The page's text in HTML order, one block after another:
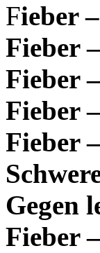
Fieber
Fieber
Fieber
Fieber
Fieber
Gegen
Fieber